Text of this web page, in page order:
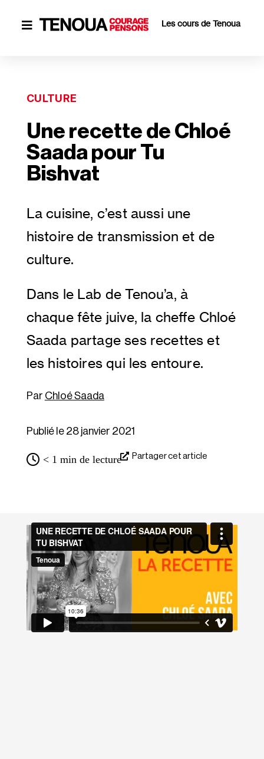
 Les cours de Tenoua
CULTURE
Une recette de Chloé
Saada pour Tu
Bishvat
La cuisine, c’est aussi une
histoire de transmission et de
culture.
Dans le Lab de Tenou’a, à
chaque fête juive, la cheffe Chloé
Saada partage ses recettes et
les histoires qui les entoure.
Chloé Saada
Publié le 28 janvier 2021
< 1 min de lecture Partager cet article